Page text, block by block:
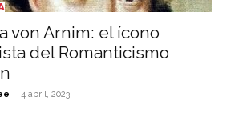
von Arnim: el ícono
del Romanticismo
- 4 abril, 2023